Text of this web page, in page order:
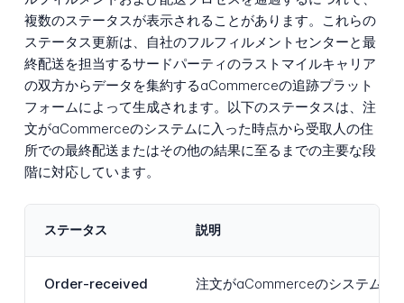
複数のステータスが表示されることがあります。これらの
ステータス更新は、自社のフルフィルメントセンターと最
終配送を担当するサードパーティのラストマイルキャリア
の双方からデータを集約するaCommerceの追跡プラット
フォームによって生成されます。以下のステータスは、注
文がaCommerceのシステムに入った時点から受取人の住
所での最終配送またはその他の結果に至るまでの主要な段
階に対応しています。
ステータス 説明
Order-received 注文がaCommerceのシステムに